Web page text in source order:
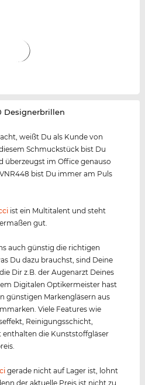
Designerbrillen
weißt Du als Kunde von
Schmuckstück bist Du
überzeugst im Office genauso
bist Du immer am Puls
ist ein Multitalent und steht
gut.
auch günstig die richtigen
Du dazu brauchst, sind Deine
Dir z.B. der Augenarzt Deines
Digitalen Optikermeister hast
günstigen Markengläsern aus
Viele Features wie
Reinigungsschicht,
die Kunststoffgläser
gerade nicht auf Lager ist, lohnt
der aktuelle Preis ist nicht zu